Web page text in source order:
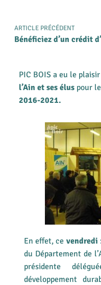
ARTICLE PRÉCÉDENT
Bénéficiez d’un crédit
PIC BOIS a eu le
l’Ain et ses éluspour le
2016-2021.
En effet, ce vendredi
du Département de
présidente
développement